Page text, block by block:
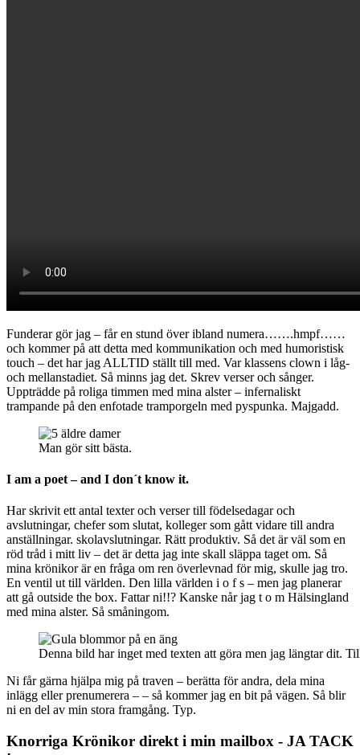
Funderar gör jag – får en stund över ibland numera…….hmpf……
och kommer på att detta med kommunikation och med humoristisk
touch – det har jag ALLTID ställt till med. Var klassens clown i låg-
och mellanstadiet. Så minns jag det. Skrev verser och sånger.
Uppträdde på roliga timmen med mina alster – infernaliskt
trampande på den enfotade tramporgeln med pyspunka. Majgadd.
Man gör sitt bästa.
I am a poet – and I don´t know it.
Har skrivit ett antal texter och verser till födelsedagar och
avslutningar, chefer som slutat, kolleger som gått vidare till andra
anställningar. skolavslutningar. Rätt produktiv. Så det är väl som en
röd tråd i mitt liv – det är detta jag inte skall släppa taget om. Så
mina krönikor är en fråga om ren överlevnad för mig, skulle jag tro.
En ventil ut till världen. Den lilla världen i o f s – men jag planerar
att gå outside the box. Fattar ni!!? Kanske når jag t o m Hälsingland
med mina alster. Så småningom.
Denna bild har inget med texten att göra men jag längtar dit.
Ni får gärna hjälpa mig på traven – berätta för andra, dela mina
inlägg eller prenumerera – – så kommer jag en bit på vägen. Så blir
ni en del av min stora framgång. Typ.
Knorriga Krönikor direkt i min mailbox - JA TACK